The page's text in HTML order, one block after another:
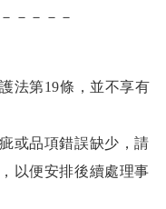
－－－－
法第19條，並不享有
或品項錯誤缺少，請
以便安排後續處理事